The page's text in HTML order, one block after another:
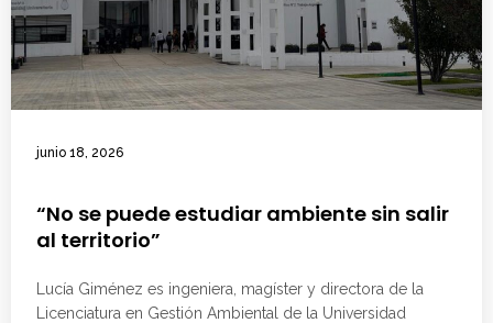
junio 18, 2026
“No se puede estudiar ambiente sin salir
al territorio”
Lucía Giménez es ingeniera, magíster y directora de la
Licenciatura en Gestión Ambiental de la Universidad